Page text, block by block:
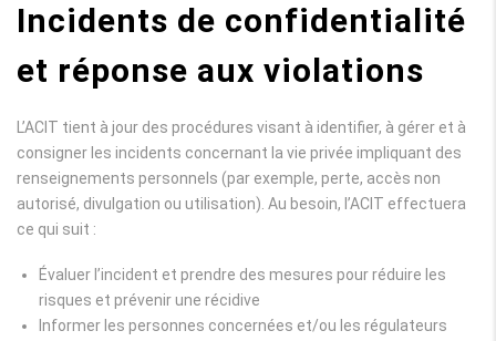
Incidents de confidentialité
et réponse aux violations
L’ACIT tient à jour des procédures visant à identifier, à gérer et à
consigner les incidents concernant la vie privée impliquant des
renseignements personnels (par exemple, perte, accès non
autorisé, divulgation ou utilisation). Au besoin, l’ACIT effectuera
ce qui suit :
Évaluer l’incident et prendre des mesures pour réduire les
risques et prévenir une récidive
Informer les personnes concernées et/ou les régulateurs